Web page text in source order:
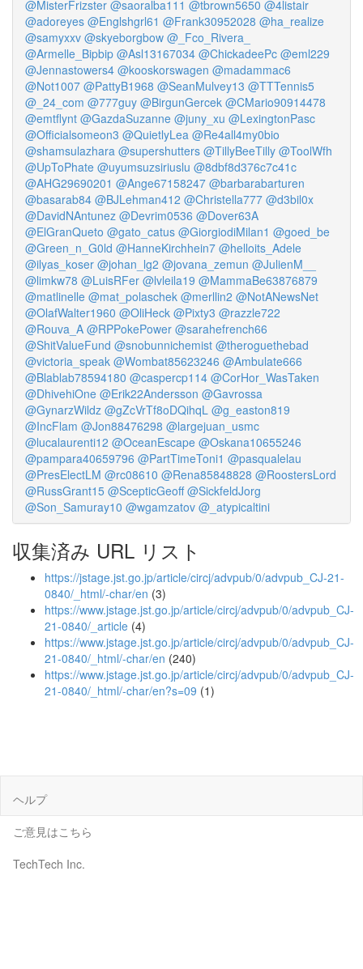
@MisterFrizster @saoralba111 @tbrown5650 @4listair
@adoreyes @Englshgrl61 @Frank30952028 @ha_realize
@samyxxv @skyeborgbow @_Fco_Rivera_
@Armelle_Bipbip @Asl13167034 @ChickadeePc @eml229
@Jennastowers4 @kooskorswagen @madammac6
@Not1007 @PattyB1968 @SeanMulvey13 @TTTennis5
@_24_com @777guy @BirgunGercek @CMario90914478
@emtflynt @GazdaSuzanne @juny_xu @LexingtonPasc
@Officialsomeon3 @QuietlyLea @Re4all4my0bio
@shamsulazhara @supershutters @TillyBeeTilly @ToolWfh
@UpToPhate @uyumsuzsiriuslu @8dbf8d376c7c41c
@AHG29690201 @Ange67158247 @barbarabarturen
@basarab84 @BJLehman412 @Christella777 @d3bil0x
@DavidNAntunez @Devrim0536 @Dover63A
@ElGranQueto @gato_catus @GiorgiodiMilan1 @goed_be
@Green_n_G0ld @HanneKirchhein7 @helloits_Adele
@ilyas_koser @johan_lg2 @jovana_zemun @JulienM__
@limkw78 @LuisRFer @lvleila19 @MammaBe63876879
@matlinelle @mat_polaschek @merllin2 @NotANewsNet
@OlafWalter1960 @OliHeck @Pixty3 @razzle722
@Rouva_A @RPPokePower @sarahefrench66
@ShitValueFund @snobunnichemist @theroguethebad
@victoria_speak @Wombat85623246 @Ambulate666
@Blablab78594180 @caspercp114 @CorHor_WasTaken
@DhivehiOne @Erik22Andersson @Gavrossa
@GynarzWildz @gZcVrTf8oDQihqL @g_easton819
@IncFlam @Jon88476298 @largejuan_usmc
@lucalaurenti12 @OceanEscape @Oskana10655246
@pampara40659796 @PartTimeToni1 @pasqualelau
@PresElectLM @rc08610 @Rena85848828 @RoostersLord
@RussGrant15 @ScepticGeoff @SickfeldJorg
@Son_Samuray10 @wgamzatov @_atypicaltini
収集済み URL リスト
https://jstage.jst.go.jp/article/circj/advpub/0/advpub_CJ-21-
0840/_html/-char/en (3)
https://www.jstage.jst.go.jp/article/circj/advpub/0/advpub_CJ-
21-0840/_article (4)
https://www.jstage.jst.go.jp/article/circj/advpub/0/advpub_CJ-
21-0840/_html/-char/en (240)
https://www.jstage.jst.go.jp/article/circj/advpub/0/advpub_CJ-
21-0840/_html/-char/en?s=09 (1)
ヘルプ
ご意見はこちら
TechTech Inc.